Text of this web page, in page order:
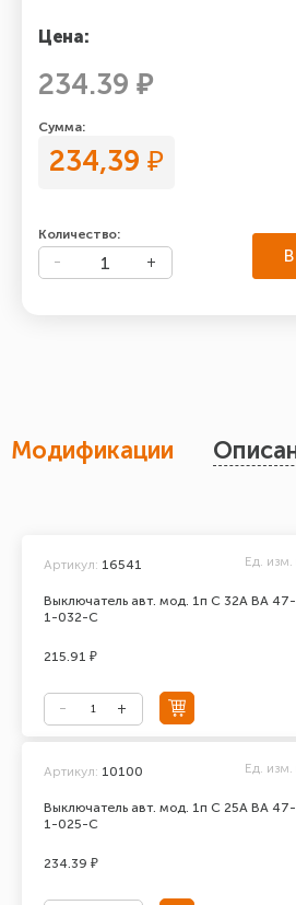
Цена:
234.39 ₽
Сумма:
234,39 ₽
Количество:
Модификации
Выключатель авт. мод. 1п C 32А ВА
1-032-C
Артикул: 16541 Ед. изм.
215.91 ₽
Выключатель авт. мод. 1п C 25А ВА
1-025-C
Артикул: 10100 Ед. изм.
234.39 ₽